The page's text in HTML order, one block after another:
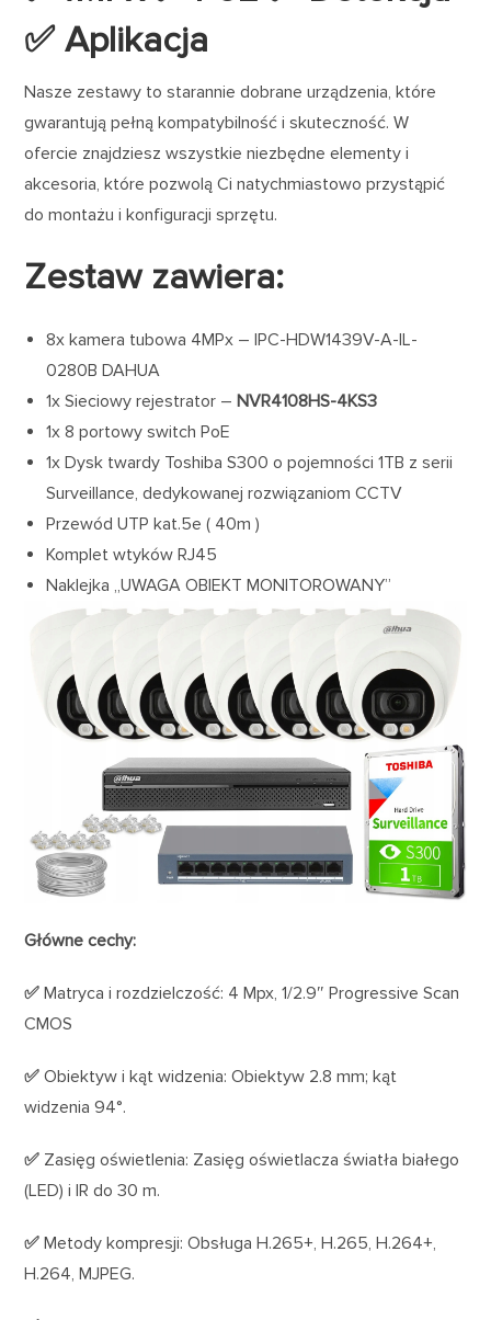
✅ Aplikacja
Nasze zestawy to starannie dobrane urządzenia, które
gwarantują pełną kompatybilność i skuteczność. W
ofercie znajdziesz wszystkie niezbędne elementy i
akcesoria, które pozwolą Ci natychmiastowo przystąpić
do montażu i konfiguracji sprzętu.
Zestaw zawiera:
8x kamera tubowa 4MPx – IPC-HDW1439V-A-IL-
0280B DAHUA
1x Sieciowy rejestrator –NVR4108HS-4KS3
1x 8 portowy switch PoE
1x Dysk twardy Toshiba S300 o pojemności 1TB z serii
Surveillance, dedykowanej rozwiązaniom CCTV
Przewód UTP kat.5e ( 40m )
Komplet wtyków RJ45
Naklejka „UWAGA OBIEKT MONITOROWANY”
Główne cechy:
✅ Matryca i rozdzielczość: 4 Mpx, 1/2.9″ Progressive Scan
CMOS
✅ Obiektyw i kąt widzenia: Obiektyw 2.8 mm; kąt
widzenia 94°.
✅ Zasięg oświetlenia: Zasięg oświetlacza światła białego
(LED) i IR do 30 m.
✅ Metody kompresji: Obsługa H.265+, H.265, H.264+,
H.264, MJPEG.